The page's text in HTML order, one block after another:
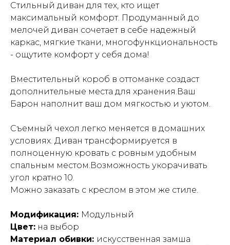
Стильный диван для тех, кто ищет
максимальный комфорт. Продуманный до
мелочей диван сочетает в себе надежный
каркас, мягкие ткани, многофункциональность
- ощутите комфорт у себя дома!
Вместительный короб в оттоманке создаст
дополнительные места для хранения.Ваш
Барон наполнит ваш дом мягкостью и уютом.
Съемный чехол легко меняется в домашних
условиях. Диван трансформируется в
полноценную кровать с ровным удобным
спальным местом.Возможность укорачивать
угол кратно 10.
Можно заказать с креслом в этом же стиле.
Модификация: Модульный
Цвет: на выбор
Материал обивки: искусственная замша